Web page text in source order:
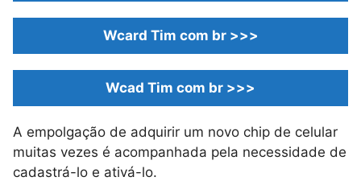
Wcard Tim com br >>>
Wcad Tim com br >>>
A empolgação de adquirir um novo chip de celular
muitas vezes é acompanhada pela necessidade de
cadastrá-lo e ativá-lo.